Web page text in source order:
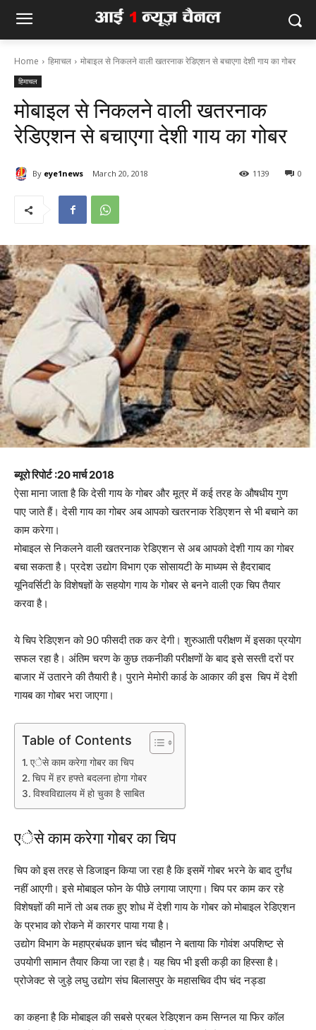
Home हिमाचल मोबाइल से निकलने वाली खतरनाक रेडिएशन से बचाएगा देशी गाय का गोबर
हिमाचल
मोबाइल से निकलने वाली खतरनाक
रेडिएशन से बचाएगा देशी गाय का गोबर
By eye1news March 20, 2018 0
1139
ब्यूरो रिपोर्ट :20 मार्च 2018
ऐसा माना जाता है कि देसी गाय के गोबर और मूत्र में कई तरह के औषधीय गुण
पाए जाते हैं। देसी गाय का गोबर अब आपको खतरनाक रेडिएशन से भी बचाने का
काम करेगा।
मोबाइल से निकलने वाली खतरनाक रेडिएशन से अब आपको देशी गाय का गोबर
बचा सकता है। प्रदेश उद्योग विभाग एक सोसायटी के माध्यम से हैदराबाद
यूनिवर्सिटी के विशेषज्ञों के सहयोग गाय के गोबर से बनने वाली एक चिप तैयार
करवा है।
ये चिप रेडिएशन को 90 फीसदी तक कर देगी। शुरुआती परीक्षण में इसका प्रयोग
सफल रहा है। अंतिम चरण के कुछ तकनीकी परीक्षणों के बाद इसे सस्ती दरों पर
बाजार में उतारने की तैयारी है। पुराने मेमोरी कार्ड के आकार की इस चिप में देशी
गायब का गोबर भरा जाएगा।
Table of Contents
एेसे काम करेगा गोबर का चिप
चिप में हर हफ्ते बदलना होगा गोबर
विश्वविद्यालय में हो चुका है साबित
एेसे काम करेगा गोबर का चिप
चिप को इस तरह से डिजाइन किया जा रहा है कि इसमें गोबर भरने के बाद दुर्गंध
नहीं आएगी। इसे मोबाइल फोन के पीछे लगाया जाएगा। चिप पर काम कर रहे
विशेषज्ञों की मानें तो अब तक हुए शोध में देशी गाय के गोबर को मोबाइल रेडिएशन
के प्रभाव को रोकने में कारगर पाया गया है।
उद्योग विभाग के महाप्रबंधक ज्ञान चंद चौहान ने बताया कि गोवंश अपशिष्ट से
उपयोगी सामान तैयार किया जा रहा है। यह चिप भी इसी कड़ी का हिस्सा है।
प्रोजेक्ट से जुड़े लघु उद्योग संघ बिलासपुर के महासचिव दीप चंद नड्डा
का कहना है कि मोबाइल की सबसे प्रबल रेडिएशन कम सिग्नल या फिर कॉल